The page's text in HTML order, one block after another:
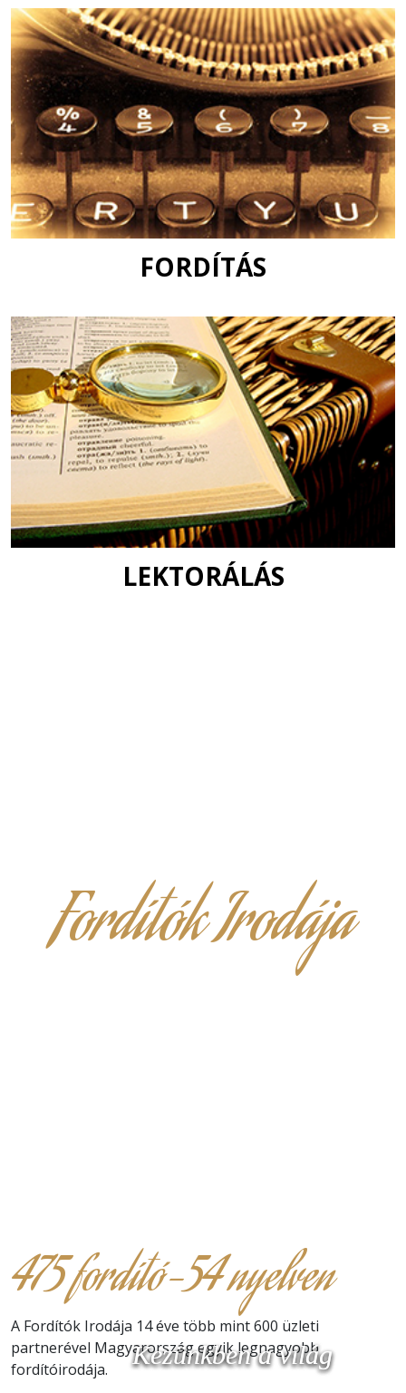
Kezünkben a világ
Kezünkben a világ
Kezünkben a világ
FORDÍTÁS
LEKTORÁLÁS
Fordítók Irodája
475 fordító-54 nyelven
A Fordítók Irodája 14 éve több mint 600 üzleti
partnerével Magyarország egyik legnagyobb
fordítóirodája.